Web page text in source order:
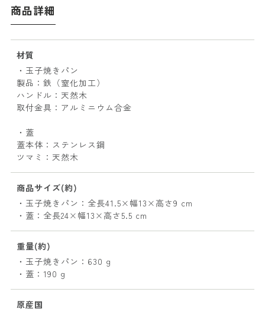
商品詳細
材質
・玉子焼きパン
製品：鉄（窒化加工）
ハンドル：天然木
取付金具：アルミニウム合金
・蓋
蓋本体：ステンレス鋼
ツマミ：天然木
商品サイズ(約)
・玉子焼きパン：全長41.5×幅13×高さ9 cm
・蓋：全長24×幅13×高さ5.5 cm
重量(約)
・玉子焼きパン：630 g
・蓋：190 g
原産国